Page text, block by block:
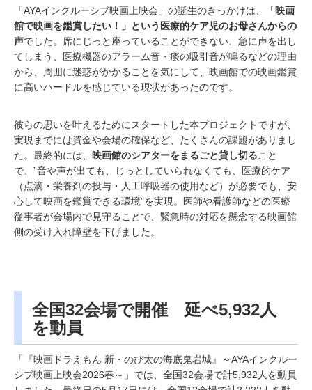
「AYAインクルーシブ映画上映会」の誕生のきっかけは、
「映画
館で映画を鑑賞したい！」という医療的ケア児のお母さんからの
声でした。席にじっと座っていることができない、急に声を出し
てしまう、医療機器のアラーム音・痰の吸引音が鳴るなどの理由
から、周囲に迷惑がかかることを気にして、映画館での映画鑑賞
に高いハードルを感じている現状があったのです。
彼らの思いを叶えるためにスタートした本プロジェクトですが、
実現までには資金や会場の確保など、たくさんの課題がありまし
た。最終的には、 映画館のシアターをまるごと貸し切ること
で、”音や声が出ても、じっとしていられなくても、医療的ケア
（点滴・栄養剤の投与・人工呼吸器の使用など）が必要でも、安
心して映画を鑑賞できる環境”を実現。医師や看護師などの医療
従事者が会場内で見守ることで、緊急時の対応を懸念する映画館
側の受け入れ障壁を下げました。
全国32会場で開催 延べ5,932人
を動員
「『映画ドラえもん 新・のび太の海底鬼岩城』～AYAインクルー
シブ映画上映会2026春～」では、全国32会場で計5,932人を動員